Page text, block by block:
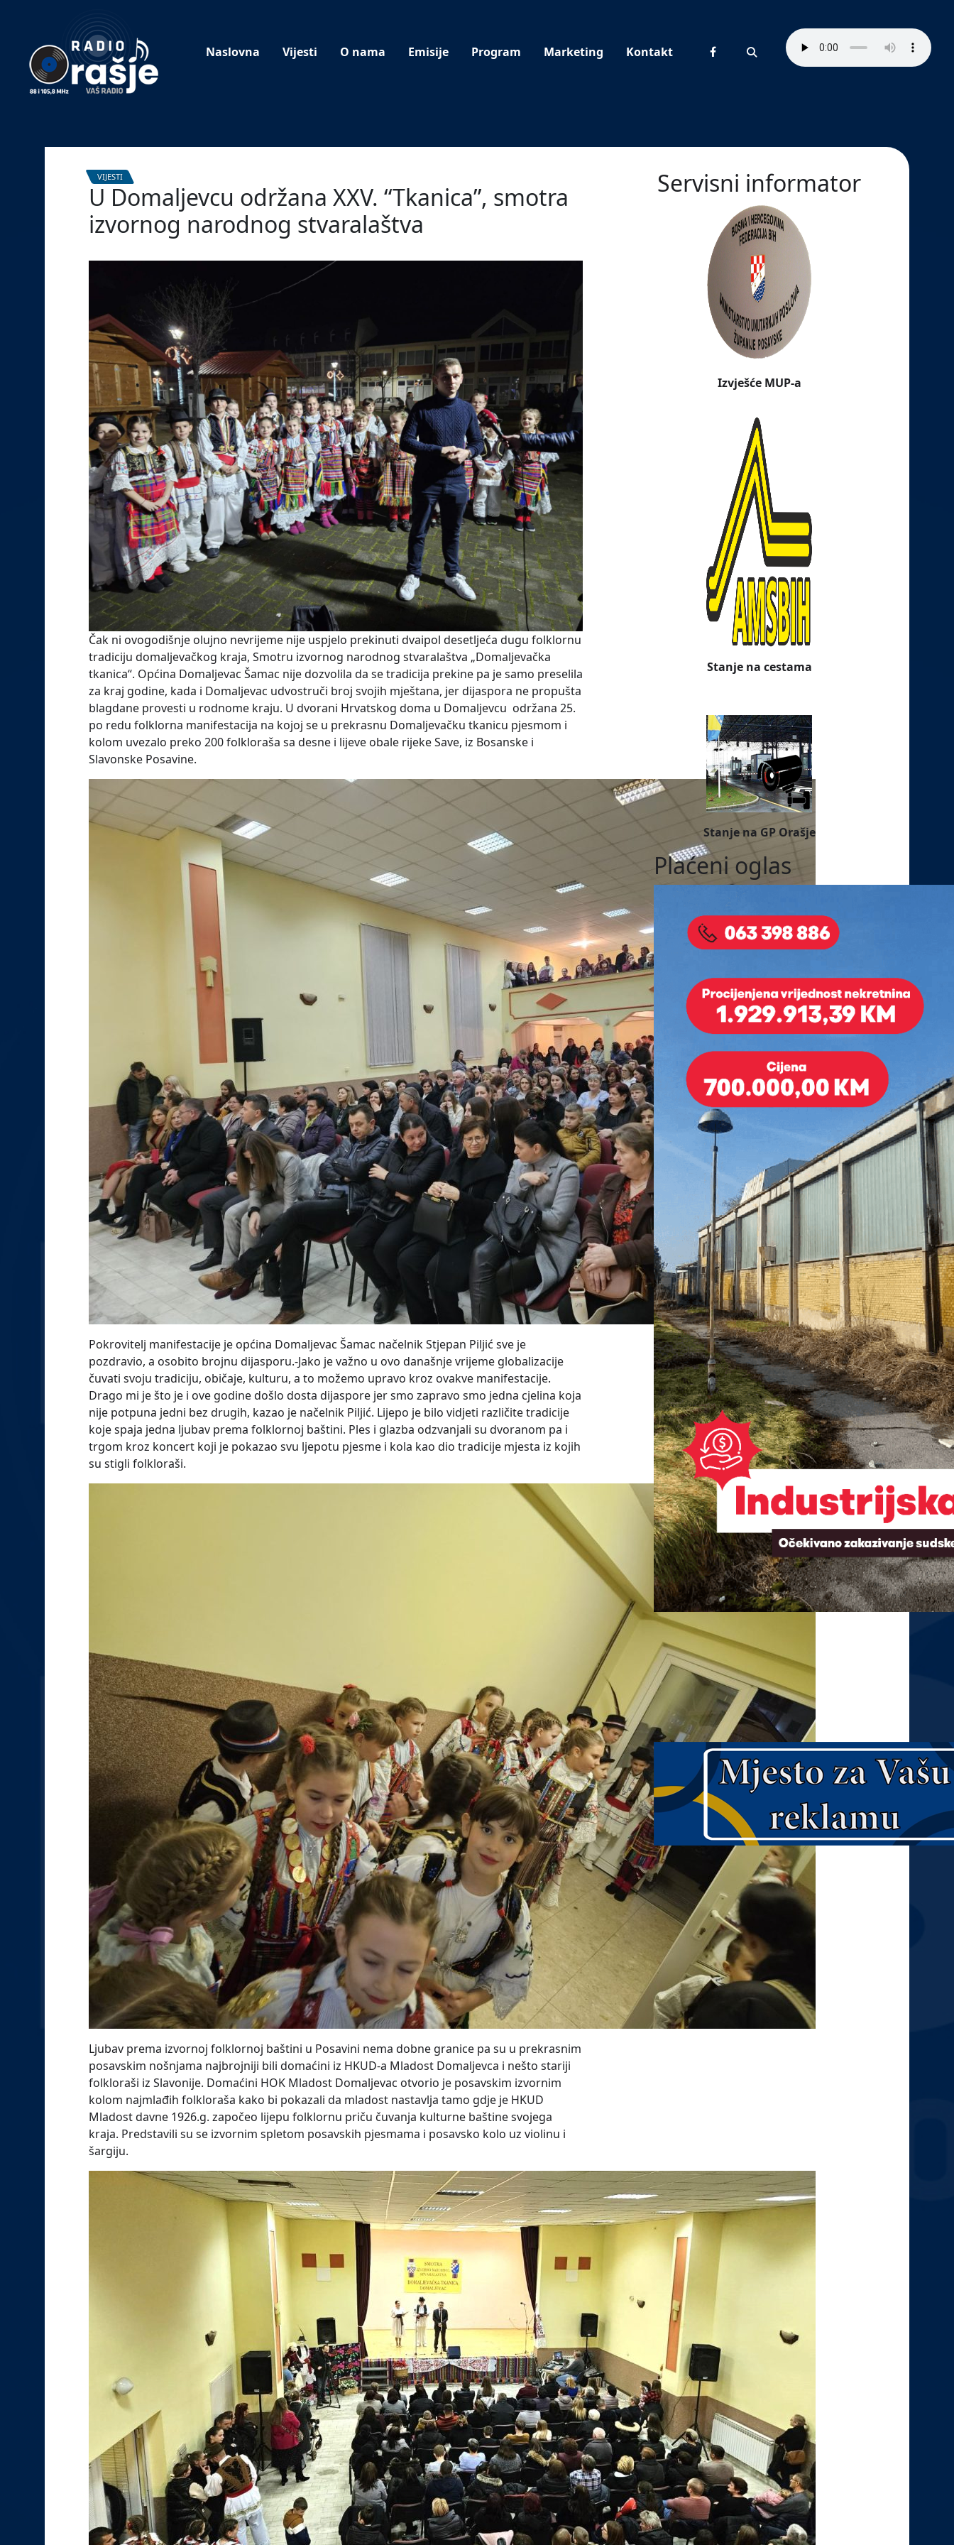
website!
Naslovna Vijesti O nama Emisije Program Marketing Kontakt
VIJESTI
U Domaljevcu održana XXV. “Tkanica”, smotra
izvornog narodnog stvaralaštva
Čak ni ovogodišnje olujno nevrijeme nije uspjelo prekinuti dvaipol desetljeća dugu folklornu
tradiciju domaljevačkog kraja, Smotru izvornog narodnog stvaralaštva „Domaljevačka
tkanica“. Općina Domaljevac Šamac nije dozvolila da se tradicija prekine pa je samo preselila
za kraj godine, kada i Domaljevac udvostruči broj svojih mještana, jer dijaspora ne propušta
blagdane provesti u rodnome kraju. U dvorani Hrvatskog doma u Domaljevcu održana 25.
po redu folklorna manifestacija na kojoj se u prekrasnu Domaljevačku tkanicu pjesmom i
kolom uvezalo preko 200 folkloraša sa desne i lijeve obale rijeke Save, iz Bosanske i
Slavonske Posavine.
Pokrovitelj manifestacije je općina Domaljevac Šamac načelnik Stjepan Piljić sve je
pozdravio, a osobito brojnu dijasporu.-Jako je važno u ovo današnje vrijeme globalizacije
čuvati svoju tradiciju, običaje, kulturu, a to možemo upravo kroz ovakve manifestacije.
Drago mi je što je i ove godine došlo dosta dijaspore jer smo zapravo smo jedna cjelina koja
nije potpuna jedni bez drugih, kazao je načelnik Piljić. Lijepo je bilo vidjeti različite tradicije
koje spaja jedna ljubav prema folklornoj baštini. Ples i glazba odzvanjali su dvoranom pa i
trgom kroz koncert koji je pokazao svu ljepotu pjesme i kola kao dio tradicije mjesta iz kojih
su stigli folkloraši.
Ljubav prema izvornoj folklornoj baštini u Posavini nema dobne granice pa su u prekrasnim
posavskim nošnjama najbrojniji bili domaćini iz HKUD-a Mladost Domaljevca i nešto stariji
folkloraši iz Slavonije. Domaćini HOK Mladost Domaljevac otvorio je posavskim izvornim
kolom najmlađih folkloraša kako bi pokazali da mladost nastavlja tamo gdje je HKUD
Mladost davne 1926.g. započeo lijepu folklornu priču čuvanja kulturne baštine svojega
kraja. Predstavili su se izvornim spletom posavskih pjesmama i posavsko kolo uz violinu i
šargiju.
Servisni informator
Izvješće MUP-a
Stanje na cestama
Stanje na GP Orašje
Plaćeni oglas